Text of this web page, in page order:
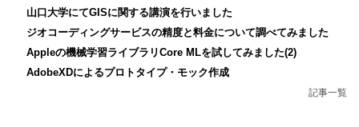
山口大学にてGISに関する講演を行いました
ジオコーディングサービスの精度と料金について調べてみました
Appleの機械学習ライブラリCore MLを試してみました(2)
AdobeXDによるプロトタイプ・モック作成
記事一覧